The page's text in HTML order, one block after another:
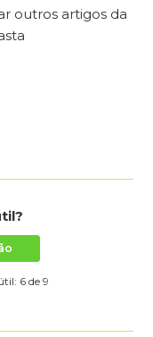
outros artigos da
6 de 9